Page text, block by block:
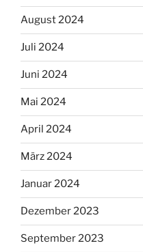
August 2024
Juli 2024
Juni 2024
Mai 2024
April 2024
März 2024
Januar 2024
Dezember 2023
September 2023